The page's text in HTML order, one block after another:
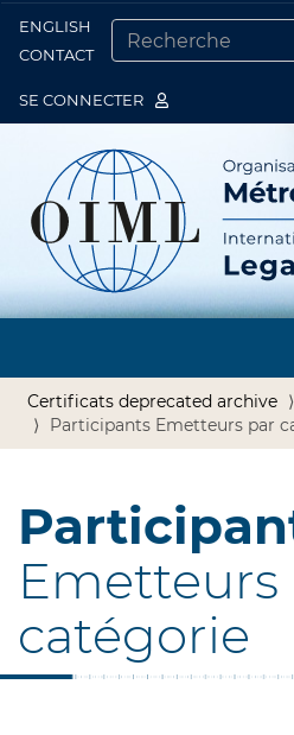
ENGLISH
CONTACT
SE CONNECTER
Certificats deprecated archive
Participants Emetteurs par
Emetteurs
catégorie